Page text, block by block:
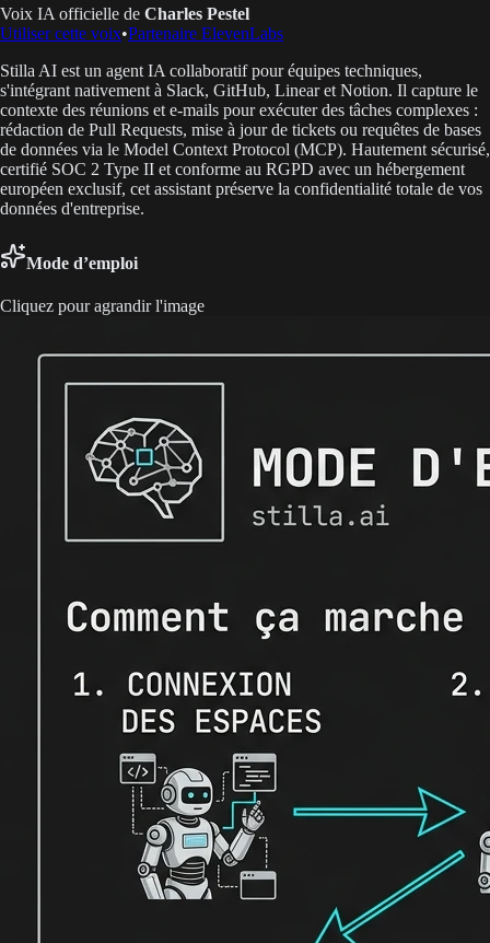
Voix IA officielle de Charles Pestel
Utiliser cette voix•Partenaire ElevenLabs
Stilla AI est un agent IA collaboratif pour équipes techniques,
s'intégrant nativement à Slack, GitHub, Linear et Notion. Il capture le
contexte des réunions et e-mails pour exécuter des tâches complexes :
rédaction de Pull Requests, mise à jour de tickets ou requêtes de bases
de données via le Model Context Protocol (MCP). Hautement sécurisé,
certifié SOC 2 Type II et conforme au RGPD avec un hébergement
européen exclusif, cet assistant préserve la confidentialité totale de vos
données d'entreprise.
Mode d’emploi
Cliquez pour agrandir l'image